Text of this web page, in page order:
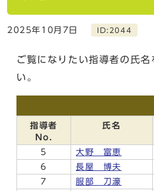
2025年10月7日 ID:2044
ご覧になりたい指導者の氏
い。
指導者
No.
氏名
5 大野 富恵
6
長屋 博夫
7
服部 刀濠